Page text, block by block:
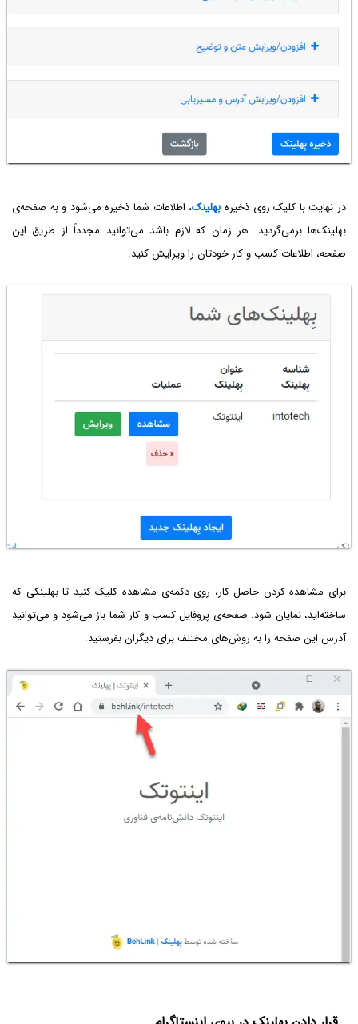
در نهایت با کلیک روی ذخیره بهلینک، اطلاعات شما ذخیره می‌شود و به صفحه‌ی
بهلینک‌ها برمی‌گردید. هر زمان که لازم باشد می‌توانید مجدداً از طریق این
صفحه، اطلاعات کسب و کار خودتان را ویرایش کنید.
برای مشاهده کردن حاصل کار، روی دکمه‌ی مشاهده کلیک کنید تا بهلینکی که
ساخته‌اید، نمایان شود. صفحه‌ی پروفایل کسب و کار شما باز می‌شود و می‌توانید
آدرس این صفحه را به روش‌های مختلف برای دیگران بفرستید.